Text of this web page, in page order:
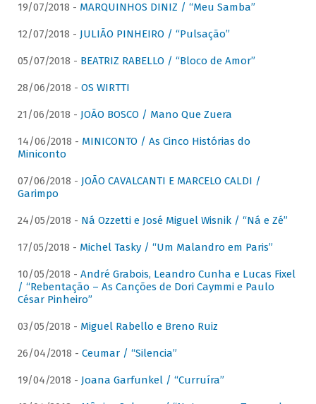
19/07/2018 - MARQUINHOS DINIZ / “Meu Samba”
12/07/2018 - JULIÃO PINHEIRO / “Pulsação”
05/07/2018 - BEATRIZ RABELLO / “Bloco de Amor”
28/06/2018 - OS WIRTTI
21/06/2018 - JOÃO BOSCO / Mano Que Zuera
14/06/2018 - MINICONTO / As Cinco Histórias do
Miniconto
07/06/2018 - JOÃO CAVALCANTI E MARCELO CALDI /
Garimpo
24/05/2018 - Ná Ozzetti e José Miguel Wisnik / “Ná e Zé”
17/05/2018 - Michel Tasky / “Um Malandro em Paris”
10/05/2018 - André Grabois, Leandro Cunha e Lucas Fixel
/ “Rebentação – As Canções de Dori Caymmi e Paulo
César Pinheiro”
03/05/2018 - Miguel Rabello e Breno Ruiz
26/04/2018 - Ceumar / “Silencia”
19/04/2018 - Joana Garfunkel / “Curruíra”